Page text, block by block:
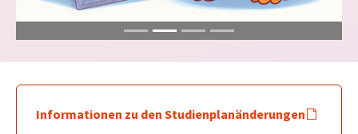
Informationen zu den Studienplanänderungen